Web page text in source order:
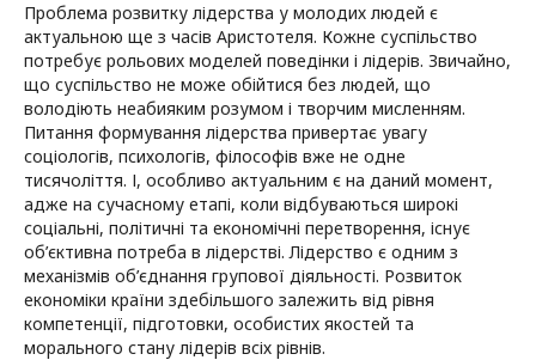
Проблема розвитку лідерства у молодих людей є
актуальною ще з часів Аристотеля. Кожне суспільство
потребує рольових моделей поведінки і лідерів. Звичайно,
що суспільство не може обійтися без людей, що
володіють неабияким розумом і творчим мисленням.
Питання формування лідерства привертає увагу
соціологів, психологів, філософів вже не одне
тисячоліття. І, особливо актуальним є на даний момент,
адже на сучасному етапі, коли відбуваються широкі
соціальні, політичні та економічні перетворення, існує
об’єктивна потреба в лідерстві. Лідерство є одним з
механізмів об’єднання групової діяльності. Розвиток
економіки країни здебільшого залежить від рівня
компетенції, підготовки, особистих якостей та
морального стану лідерів всіх рівнів.